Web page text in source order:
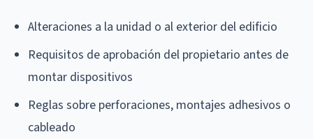
Alteraciones a la unidad o al exterior del edificio
Requisitos de aprobación del propietario antes de
montar dispositivos
Reglas sobre perforaciones, montajes adhesivos o
cableado